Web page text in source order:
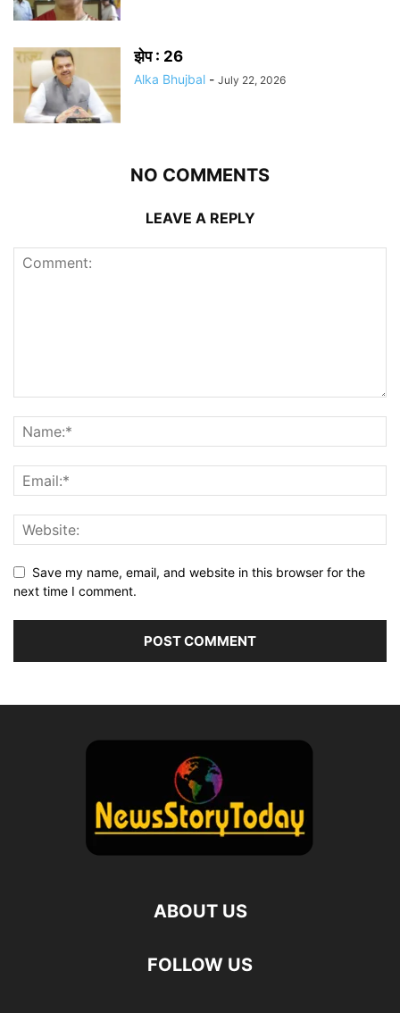
झेप : 26
Alka Bhujbal - July 22, 2026
NO COMMENTS
LEAVE A REPLY
Save my name, email, and website in this browser for the
next time I comment.
ABOUT US
FOLLOW US